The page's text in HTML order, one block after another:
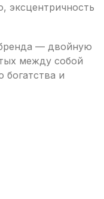
эксцентричность
— двойную
между собой
богатства и